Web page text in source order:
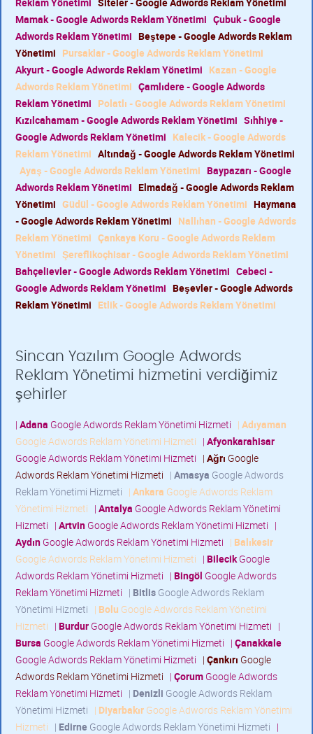
Mamak - Google Adwords Reklam Yönetimi Çubuk - Google
Adwords Reklam Yönetimi Beştepe - Google Adwords Reklam
Yönetimi Pursaklar - Google Adwords Reklam Yönetimi
Akyurt - Google Adwords Reklam Yönetimi Kazan - Google
Adwords Reklam Yönetimi Çamlıdere - Google Adwords
Reklam Yönetimi Polatlı - Google Adwords Reklam Yönetimi
Kızılcahamam - Google Adwords Reklam Yönetimi Sıhhiye -
Google Adwords Reklam Yönetimi Kalecik - Google Adwords
Reklam Yönetimi Altındağ - Google Adwords Reklam Yönetimi
Ayaş - Google Adwords Reklam Yönetimi Baypazarı - Google
Adwords Reklam Yönetimi Elmadağ - Google Adwords Reklam
Yönetimi Güdül - Google Adwords Reklam Yönetimi Haymana
- Google Adwords Reklam Yönetimi Nallıhan - Google Adwords
Reklam Yönetimi Çankaya Koru - Google Adwords Reklam
Yönetimi Şereflikoçhisar - Google Adwords Reklam Yönetimi
Bahçelievler - Google Adwords Reklam Yönetimi Cebeci -
Google Adwords Reklam Yönetimi Beşevler - Google Adwords
Reklam Yönetimi Etlik - Google Adwords Reklam Yönetimi
Sincan Yazılım Google Adwords
Reklam Yönetimi hizmetini verdiğimiz
şehirler
| Adana Google Adwords Reklam Yönetimi Hizmeti | Adıyaman
Google Adwords Reklam Yönetimi Hizmeti | Afyonkarahisar
Google Adwords Reklam Yönetimi Hizmeti | Ağrı Google
Adwords Reklam Yönetimi Hizmeti | Amasya Google Adwords
Reklam Yönetimi Hizmeti | Ankara Google Adwords Reklam
Yönetimi Hizmeti | Antalya Google Adwords Reklam Yönetimi
Hizmeti | Artvin Google Adwords Reklam Yönetimi Hizmeti |
Aydın Google Adwords Reklam Yönetimi Hizmeti | Balıkesir
Google Adwords Reklam Yönetimi Hizmeti | BilecikGoogle
Adwords Reklam Yönetimi Hizmeti | Bingöl Google Adwords
Reklam Yönetimi Hizmeti | Bitlis Google Adwords Reklam
Yönetimi Hizmeti | Bolu Google Adwords Reklam Yönetimi
Hizmeti | Burdur Google Adwords Reklam Yönetimi Hizmeti |
Bursa Google Adwords Reklam Yönetimi Hizmeti | Çanakkale
Google Adwords Reklam Yönetimi Hizmeti | Çankırı Google
Adwords Reklam Yönetimi Hizmeti | Çorum Google Adwords
Reklam Yönetimi Hizmeti | Denizli Google Adwords Reklam
Yönetimi Hizmeti | Diyarbakır Google Adwords Reklam Yönetimi
Hizmeti | Edirne Google Adwords Reklam Yönetimi Hizmeti |